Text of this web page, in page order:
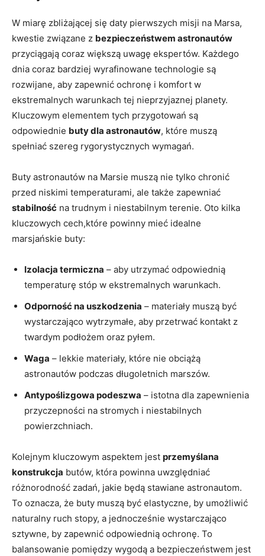
W miarę zbliżającej się daty pierwszych misji na Marsa,
kwestie związane z bezpieczeństwem astronautów
przyciągają coraz większą uwagę ekspertów. Każdego
dnia coraz bardziej wyrafinowane technologie są
rozwijane, aby zapewnić ochronę i komfort w
ekstremalnych warunkach tej nieprzyjaznej planety.
Kluczowym elementem tych przygotowań są
odpowiednie buty dla astronautów, które muszą
spełniać szereg rygorystycznych wymagań.
Buty astronautów na Marsie muszą nie tylko chronić
przed niskimi temperaturami, ale także zapewniać
stabilność na trudnym i niestabilnym terenie. Oto kilka
kluczowych cech,które powinny mieć idealne
marsjańskie buty:
Izolacja termiczna – aby utrzymać odpowiednią
temperaturę stóp w ekstremalnych warunkach.
Odporność na uszkodzenia – materiały muszą być
wystarczająco wytrzymałe, aby przetrwać kontakt z
twardym podłożem oraz pyłem.
Waga – lekkie materiały, które nie obciążą
astronautów podczas długoletnich marszów.
Antypoślizgowa podeszwa – istotna dla zapewnienia
przyczepności na stromych i niestabilnych
powierzchniach.
Kolejnym kluczowym aspektem jest przemyślana
konstrukcja butów, która powinna uwzględniać
różnorodność zadań, jakie będą stawiane astronautom.
To oznacza, że buty muszą być elastyczne, by umożliwić
naturalny ruch stopy, a jednocześnie wystarczająco
sztywne, by zapewnić odpowiednią ochronę. To
balansowanie pomiędzy wygodą a bezpieczeństwem jest